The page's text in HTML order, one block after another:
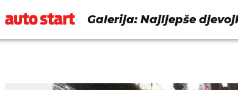
Galerija: Najljepše